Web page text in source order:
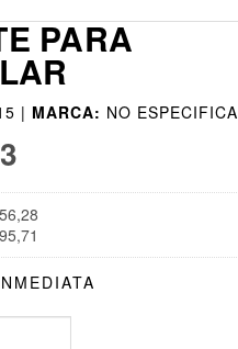
PARA
| MARCA: NO ESPECIFICA